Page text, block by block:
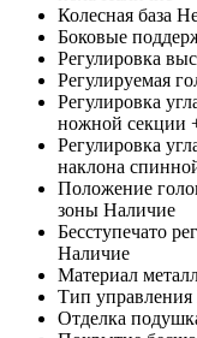
Колесная база
Боковые
Регулировка
Регулируемая
Регулировка
ножной секции
Регулировка
наклона
Положение
зоны Наличие
Бесступечато
Наличие
Материал
Тип
Отделка